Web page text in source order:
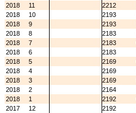
2018
11 2212
2018
10 2193
2018
9 2193
2018
8 2183
2018
7 2183
2018
6 2183
2018
5 2169
2018
4 2169
2018
3 2169
2018
2 2164
2018
1 2192
2017
12 2192